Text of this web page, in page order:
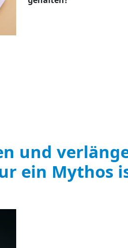
und
ein Mythos